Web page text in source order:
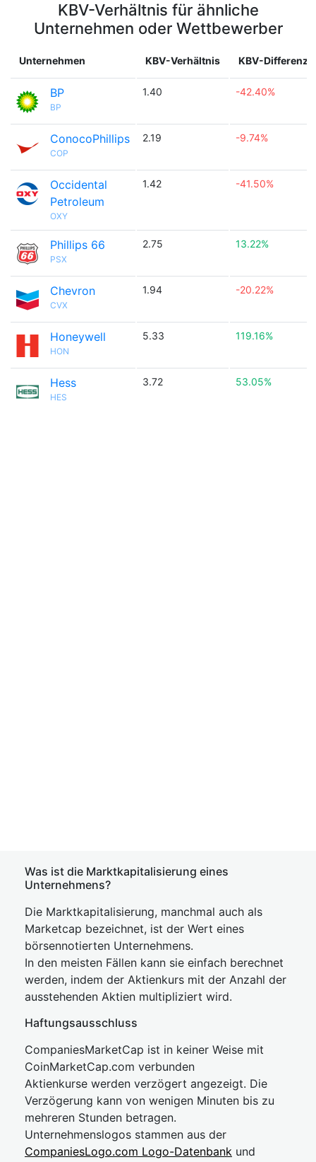
KBV-Verhältnis für ähnliche
Unternehmen oder Wettbewerber
Unternehmen KBV-Verhältnis KBV-Differenz
BP
BP
1.40 -42.40%
ConocoPhillips
COP
2.19 -9.74%
Occidental
Petroleum
OXY
1.42 -41.50%
Phillips 66
PSX
2.75 13.22%
Chevron
CVX
1.94 -20.22%
Honeywell
HON
5.33 119.16%
Hess
HES
3.72 53.05%
Was ist die Marktkapitalisierung eines
Unternehmens?
Die Marktkapitalisierung, manchmal auch als
Marketcap bezeichnet, ist der Wert eines
börsennotierten Unternehmens.
In den meisten Fällen kann sie einfach berechnet
werden, indem der Aktienkurs mit der Anzahl der
ausstehenden Aktien multipliziert wird.
Haftungsausschluss
CompaniesMarketCap ist in keiner Weise mit
CoinMarketCap.com verbunden
Aktienkurse werden verzögert angezeigt. Die
Verzögerung kann von wenigen Minuten bis zu
mehreren Stunden betragen.
Unternehmenslogos stammen aus der
CompaniesLogo.com Logo-Datenbank und